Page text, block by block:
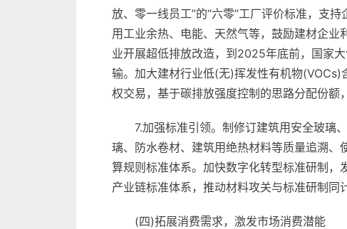
放、零一线员工”的“六零”工厂评价标准，支
用工业余热、电能、天然气等，鼓励建材企
业开展超低排放改造，到2025年底前，国家
输。加大建材行业低(无)挥发性有机物
权交易，基于碳排放强度控制的思路分配份额
7.加强标准引领。制修订建筑用安全玻璃
璃、防水卷材、建筑用绝热材料等质量追溯
算规则标准体系。加快数字化转型标准研制
产业链标准体系，推动材料攻关与标准研制同
(四)拓展消费需求，激发市场消费潜能